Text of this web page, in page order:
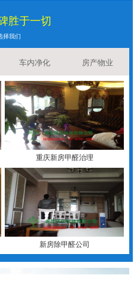
胜于一切
择我们
车内净化 房产物业
重庆新房甲醛治理
新房除甲醛公司